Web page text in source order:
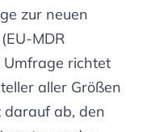
zur neuen
MDR
richtet
aller Größen
darauf ab, den